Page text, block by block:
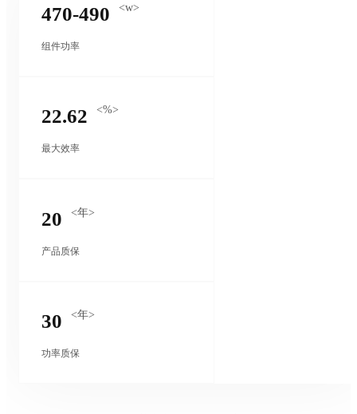
470-490 <w>
组件功率
22.62 <%>
最大效率
20 <年>
产品质保
30 <年>
功率质保